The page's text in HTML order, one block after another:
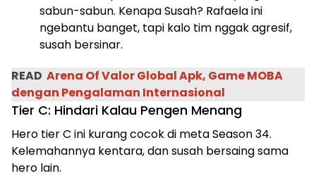
sabun-sabun. Kenapa Susah? Rafaela ini
ngebantu banget, tapi kalo tim nggak agresif,
susah bersinar.
READ Arena Of Valor Global Apk, Game MOBA
dengan Pengalaman Internasional
Tier C: Hindari Kalau Pengen Menang
Hero tier C ini kurang cocok di meta Season 34.
Kelemahannya kentara, dan susah bersaing sama
hero lain.